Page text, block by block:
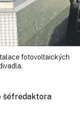
fotovoltaických
šéfredaktora